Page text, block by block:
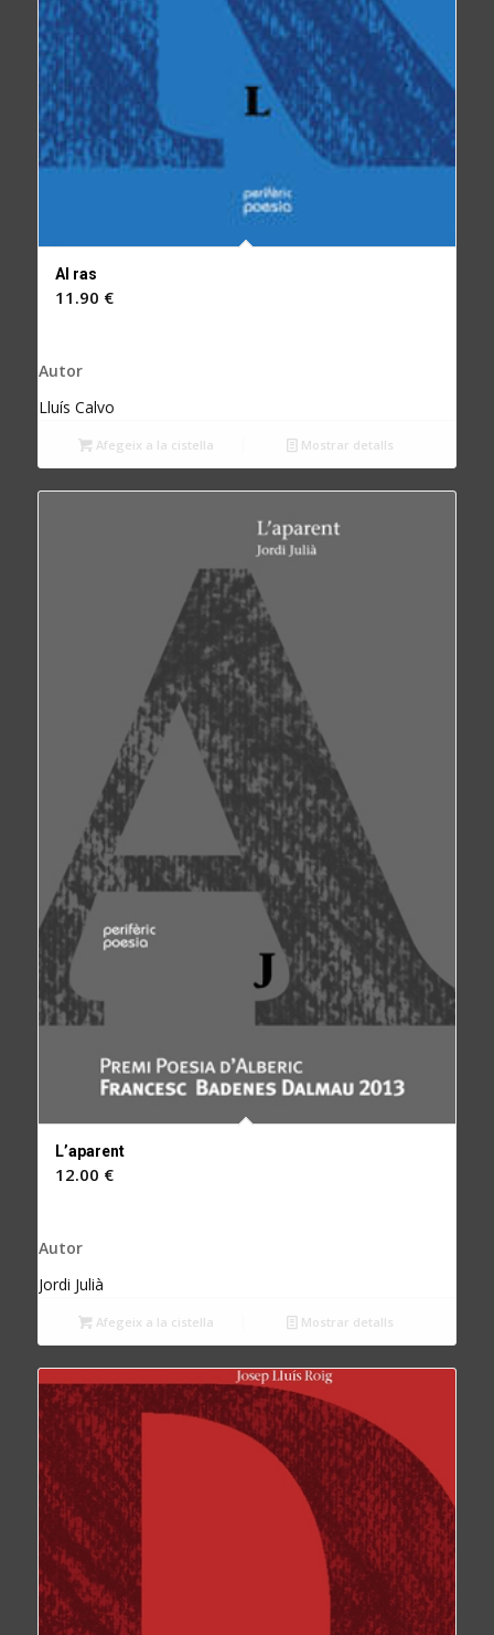
Al ras
11.90 €
Autor
Lluís Calvo
Afegeix a la cistella Mostrar detalls
L’aparent
12.00 €
Autor
Jordi Julià
Afegeix a la cistella Mostrar detalls